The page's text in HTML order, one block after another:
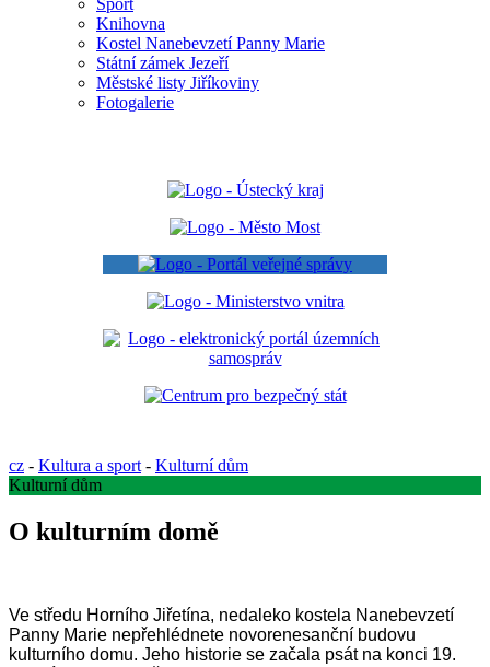
Sport
Knihovna
Kostel Nanebevzetí Panny Marie
Státní zámek Jezeří
Městské listy Jiříkoviny
Fotogalerie
cz - Kultura a sport - Kulturní dům
Kulturní dům
O kulturním domě
Ve středu Horního Jiřetína, nedaleko kostela Nanebevzetí
Panny Marie nepřehlédnete novorenesanční budovu
kulturního domu. Jeho historie se začala psát na konci 19.